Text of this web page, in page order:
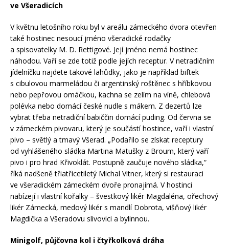
ve Všeradicích
V květnu letošního roku byl v areálu zámeckého dvora otevřen
také hostinec nesoucí jméno všeradické rodačky
a spisovatelky M. D. Rettigové. Její jméno nemá hostinec
náhodou. Vaří se zde totiž podle jejích receptur. V netradičním
jídelníčku najdete takové lahůdky, jako je například biftek
s cibulovou marmeládou či argentinský roštěnec s hříbkovou
nebo pepřovou omáčkou, kachna se zelím na víně, chlebová
polévka nebo domácí české nudle s mákem. Z dezertů lze
vybrat třeba netradiční babiččin domácí puding. Od června se
v zámeckém pivovaru, který je součástí hostince, vaří i vlastní
pivo – světlý a tmavý Všerad. „Podařilo se získat receptury
od vyhlášeného sládka Martina Matušky z Broum, který vaří
pivo i pro hrad Křivoklát. Postupně zaučuje nového sládka,“
říká nadšeně třiatřicetiletý Michal Vitner, který si restauraci
ve všeradickém zámeckém dvoře pronajímá. V hostinci
nabízejí i vlastní kořalky – švestkový likér Magdaléna, ořechový
likér Zámecká, medový likér s mandlí Dobrota, višňový likér
Magdička a Všeradovu slivovici a bylinnou.
Minigolf, půjčovna kol i čtyřkolková dráha